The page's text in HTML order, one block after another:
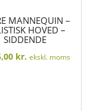
MANNEQUIN –
HOVED –
SIDDENDE
kr. ekskl. moms